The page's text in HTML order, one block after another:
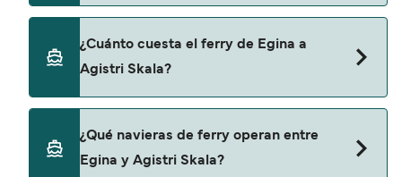
Agistri Skala es de aproximadamente 10 minutos.
La duración de la travesía puede variar de una
temporada a otra, por lo que te recomendamos
actualizada.
¿Cuánto cuesta el ferry de Egina a
Agistri Skala?
variar según la temporada. El precio promedio de
un ferry de Egina a Agistri Skala es de 21€. El
¿Qué navieras de ferry operan entre
Egina y Agistri Skala?